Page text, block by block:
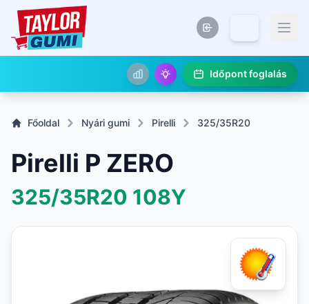
Időpont foglalás
Főoldal Nyári gumi Pirelli 325/35R20
Pirelli P ZERO
325/35R20 108Y